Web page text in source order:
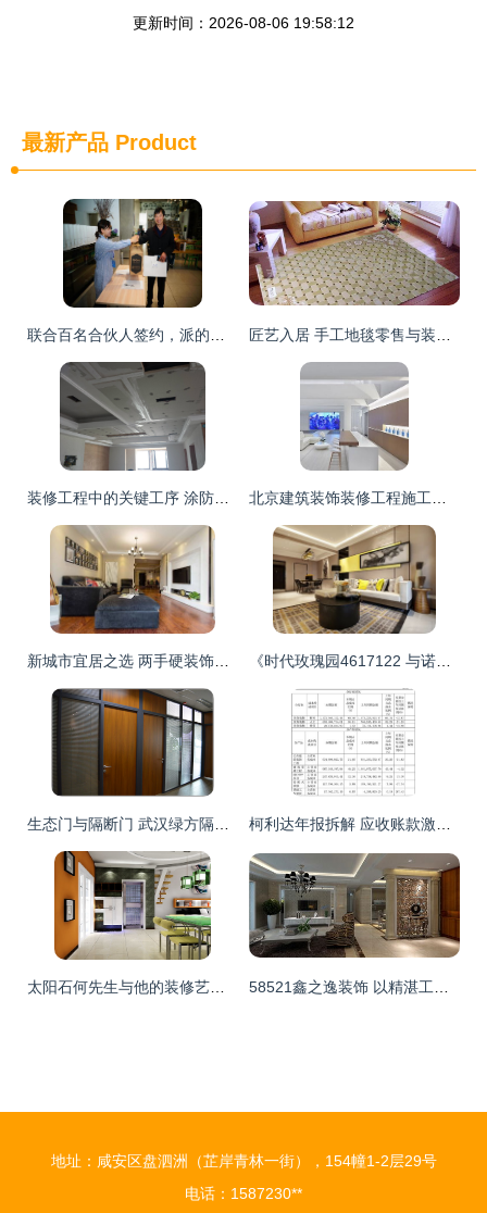
更新时间：2026-08-06 19:58:12
最新产品 Product
地址：咸安区盘泗洲（芷岸青林一街），154幢1-2层29号
电话：1587230**